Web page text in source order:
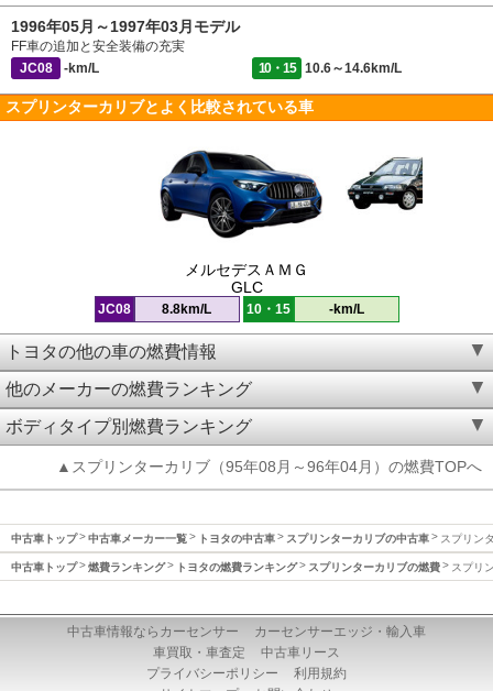
1996年05月～1997年03月モデル
FF車の追加と安全装備の充実
JC08
-km/L 10・15 10.6～14.6km/L
スプリンターカリブとよく比較されている車
メルセデスＡＭＧ
GLC
JC08 8.8km/L 10・15 -km/L
トヨタの他の車の燃費情報
他のメーカーの燃費ランキング
ボディタイプ別燃費ランキング
▲スプリンターカリブ（95年08月～96年04月）の燃費TOPへ
中古車トップ 中古車メーカー一覧 トヨタの中古車 スプリンターカリブの中古車 スプリン
中古車トップ 燃費ランキング トヨタの燃費ランキング スプリンターカリブの燃費 スプリ
中古車情報ならカーセンサー
カーセンサーエッジ・輸入車
車買取・車査定
中古車リース
プライバシーポリシー
利用規約